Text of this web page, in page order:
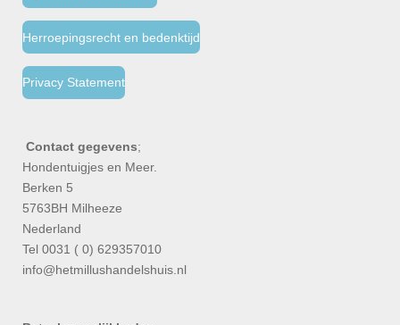
Herroepingsrecht en bedenktijd
Privacy Statement
Contact gegevens;
Hondentuigjes en Meer.
Berken 5
5763BH Milheeze
Nederland
Tel 0031 ( 0) 629357010
info@hetmillushandelshuis.nl